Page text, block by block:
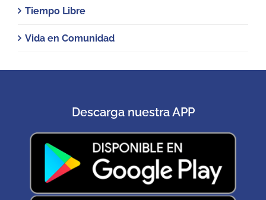
Tiempo Libre
Vida en Comunidad
Descarga nuestra APP